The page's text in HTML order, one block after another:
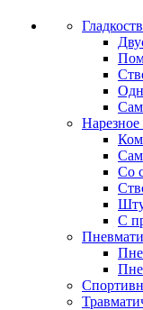
Со
С